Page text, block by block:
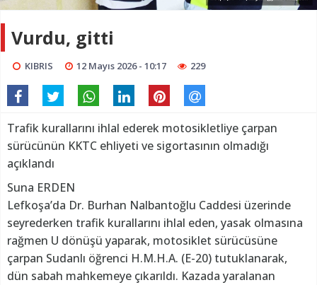
Vurdu, gitti
KIBRIS 12 Mayıs 2026 - 10:17 229
Trafik kurallarını ihlal ederek motosikletliye çarpan
sürücünün KKTC ehliyeti ve sigortasının olmadığı
açıklandı
Suna ERDEN
Lefkoşa’da Dr. Burhan Nalbantoğlu Caddesi üzerinde
seyrederken trafik kurallarını ihlal eden, yasak olmasına
rağmen U dönüşü yaparak, motosiklet sürücüsüne
çarpan Sudanlı öğrenci H.M.H.A. (E-20) tutuklanarak,
dün sabah mahkemeye çıkarıldı. Kazada yaralanan